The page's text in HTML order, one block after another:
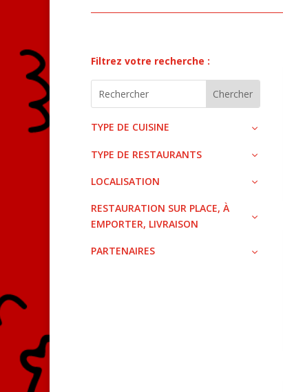
Filtrez votre recherche :
TYPE DE CUISINE
TYPE DE RESTAURANTS
LOCALISATION
RESTAURATION SUR PLACE, À
EMPORTER, LIVRAISON
PARTENAIRES